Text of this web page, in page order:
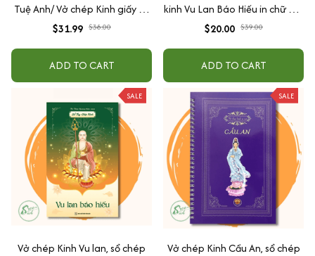
Tuệ Anh/ Vở chép Kinh giấy cổ
(Tặng kèm Hộp đựng Kinh)
$31.99 $38.00
ADD TO CART
kinh Vu Lan Báo Hiếu in chữ mờ
loại giấy cao cấp dày dặn -
$20.00 $39.00
ADD TO CART
SALE
Vở chép Kinh Vu lan, sổ chép
SALE
Vở chép Kinh Cầu An, sổ chép